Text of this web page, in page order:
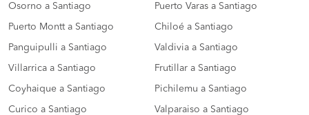
Osorno a Santiago Puerto Varas a Santiago
Puerto Montt a Santiago Chiloé a Santiago
Panguipulli a Santiago Valdivia a Santiago
Villarrica a Santiago Frutillar a Santiago
Coyhaique a Santiago Pichilemu a Santiago
Curico a Santiago Valparaiso a Santiago